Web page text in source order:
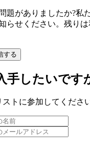
題がありましたか?私
らせください。残り
する
手したいです
ストに参加してくださ